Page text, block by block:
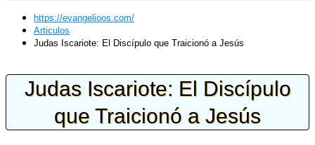
https://evangelioos.com/
Articulos
Judas Iscariote: El Discípulo que Traicionó a Jesús
Judas Iscariote: El Discípulo
que Traicionó a Jesús